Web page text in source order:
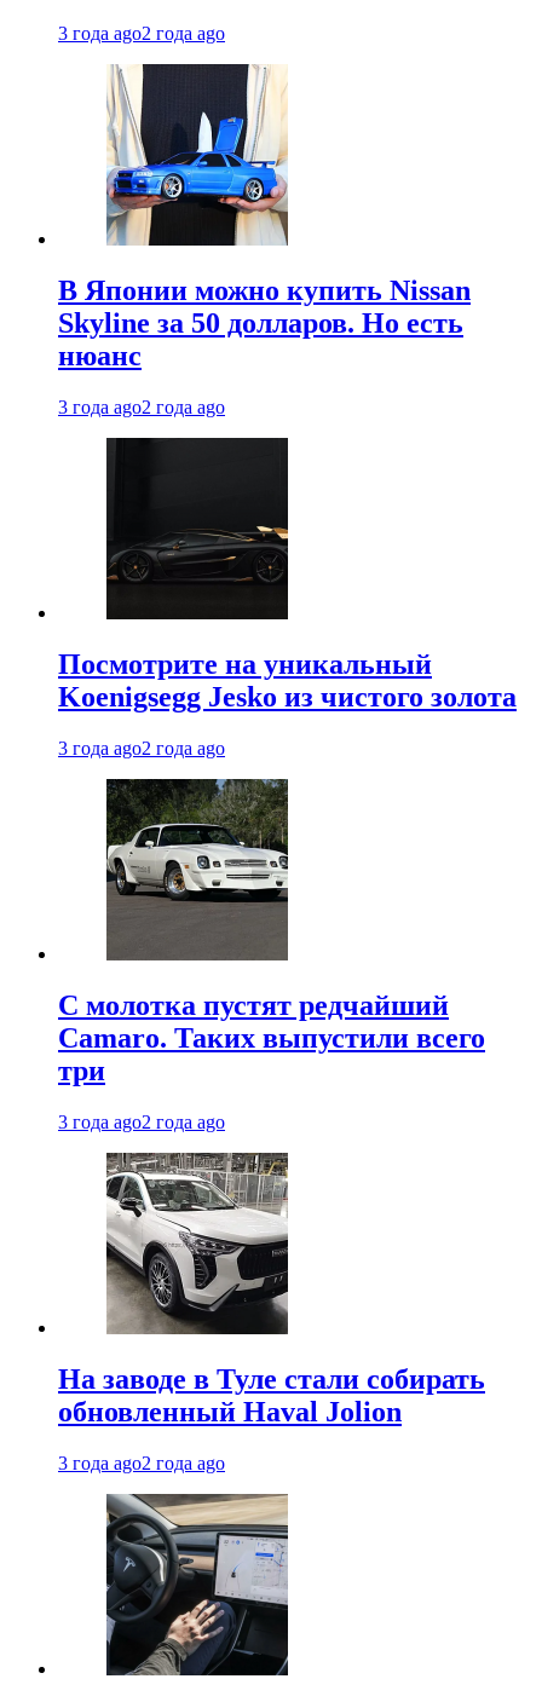
3 года ago2 года ago
В Японии можно купить Nissan
Skyline за 50 долларов. Но есть
нюанс
3 года ago2 года ago
Посмотрите на уникальный
Koenigsegg Jesko из чистого золота
3 года ago2 года ago
С молотка пустят редчайший
Camaro. Таких выпустили всего
три
3 года ago2 года ago
На заводе в Туле стали собирать
обновленный Haval Jolion
3 года ago2 года ago